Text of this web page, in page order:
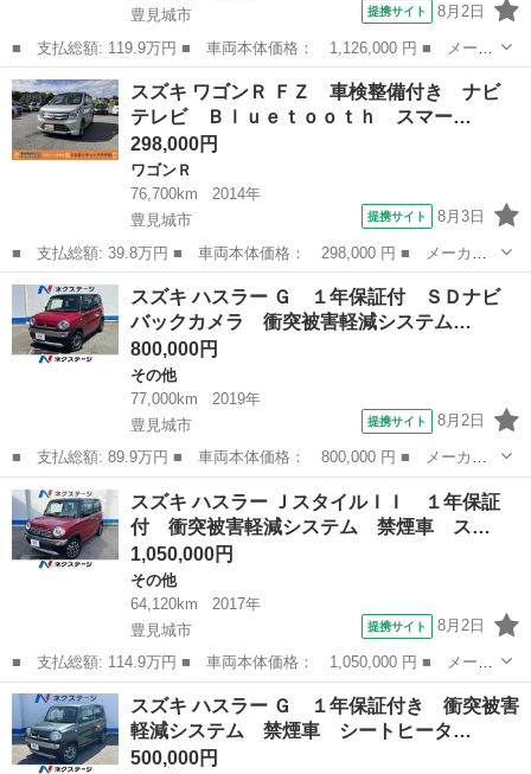
豊見城市
提携サイト 8月2日
■ 支払総額: 119.9万円 ■ 車両本体価格： 1,126,000 円 ■ メーカ
ー名： スズキ ■ 車種名： スペーシア ■ グレード名： ハイブ
リッドＧ １年保証付 ＳＤナビ 衝突被害軽減システム 禁煙車
ドラレコ...
沖縄 豊見城市 その他
スズキ ワゴンＲ ＦＺ 車検整備付き ナビ
テレビ Ｂｌｕｅｔｏｏｔｈ スマー…
298,000円
ワゴンＲ
76,700km
2014年
豊見城市
提携サイト 8月3日
■ 支払総額: 39.8万円 ■ 車両本体価格： 298,000 円 ■ メーカー
名： スズキ ■ 車種名： ワゴンＲ ■ グレード名： ＦＺ 車検
整備付き ナビ テレビ Ｂｌｕｅｔｏｏｔｈ スマートキー プッ
シュスタート...
沖縄 豊見城市 ワゴンＲ
スズキ ハスラー Ｇ １年保証付 ＳＤナビ
バックカメラ 衝突被害軽減システム…
800,000円
その他
77,000km
2019年
豊見城市
提携サイト 8月2日
■ 支払総額: 89.9万円 ■ 車両本体価格： 800,000 円 ■ メーカー
名： スズキ ■ 車種名： ハスラー ■ グレード名： Ｇ １年保
証付 ＳＤナビ バックカメラ 衝突被害軽減システム 禁煙車 ス
マートキー ...
沖縄 豊見城市 その他
スズキ ハスラー ＪスタイルＩＩ １年保証
付 衝突被害軽減システム 禁煙車 ス…
1,050,000円
その他
64,120km
2017年
豊見城市
提携サイト 8月2日
■ 支払総額: 114.9万円 ■ 車両本体価格： 1,050,000 円 ■ メーカ
ー名： スズキ ■ 車種名： ハスラー ■ グレード名： Ｊスタイ
ルＩＩ １年保証付 衝突被害軽減システム 禁煙車 スマートキ
ー ＨＩＤ...
沖縄 豊見城市 その他
スズキ ハスラー Ｇ １年保証付き 衝突被害
軽減システム 禁煙車 シートヒータ…
500,000円